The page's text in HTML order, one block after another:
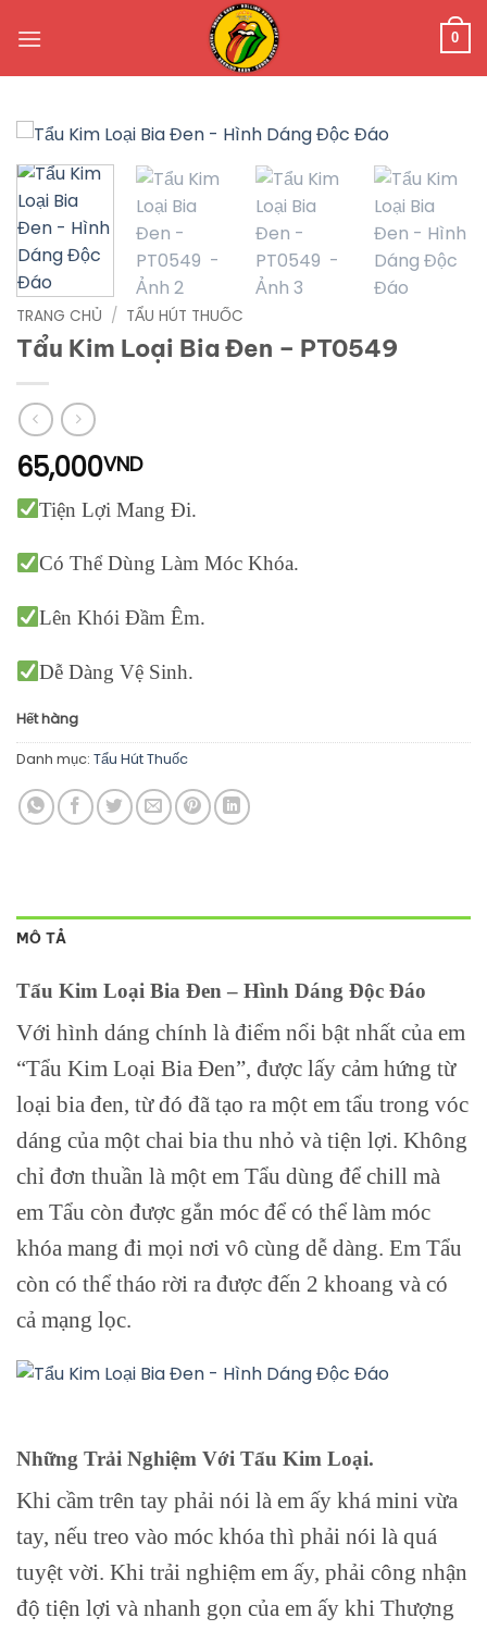
qua
0
TRANG CHỦ / TẨU HÚT THUỐC
Tẩu Kim Loại Bia Đen – PT0549
65,000VND
Tiện Lợi Mang Đi.
Có Thể Dùng Làm Móc Khóa.
Lên Khói Đầm Êm.
Dễ Dàng Vệ Sinh.
Hết hàng
Danh mục: Tẩu Hút Thuốc
MÔ TẢ
Tẩu Kim Loại Bia Đen – Hình Dáng Độc Đáo
Với hình dáng chính là điểm nổi bật nhất của em
“Tẩu Kim Loại Bia Đen”, được lấy cảm hứng từ
loại bia đen, từ đó đã tạo ra một em tẩu trong vóc
dáng của một chai bia thu nhỏ và tiện lợi. Không
chỉ đơn thuần là một em Tẩu dùng để chill mà
em Tẩu còn được gắn móc để có thể làm móc
khóa mang đi mọi nơi vô cùng dễ dàng. Em Tẩu
còn có thể tháo rời ra được đến 2 khoang và có
cả mạng lọc.
Những Trải Nghiệm Với Tẩu Kim Loại.
Khi cầm trên tay phải nói là em ấy khá mini vừa
tay, nếu treo vào móc khóa thì phải nói là quá
tuyệt vời. Khi trải nghiệm em ấy, phải công nhận
độ tiện lợi và nhanh gọn của em ấy khi Thượng